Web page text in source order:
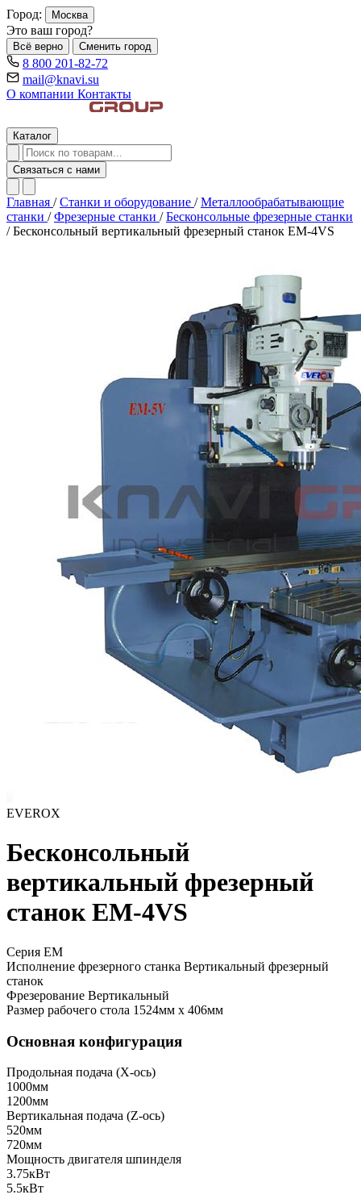
Город: Москва
Это ваш город?
Всё верно Сменить город
8 800 201-82-72
mail@knavi.su
О компании Контакты
Каталог
Связаться с нами
Главная / Станки и оборудование / Металлообрабатывающие
станки / Фрезерные станки / Бесконсольные фрезерные станки
/ Бесконсольный вертикальный фрезерный станок EM-4VS
EVEROX
Бесконсольный
вертикальный фрезерный
станок EM-4VS
Серия EM
Исполнение фрезерного станка Вертикальный фрезерный
станок
Фрезерование Вертикальный
Размер рабочего стола 1524мм x 406мм
Основная конфигурация
Продольная подача (X-ось)
1000мм
1200мм
Вертикальная подача (Z-ось)
520мм
720мм
Мощность двигателя шпинделя
3.75кВт
5.5кВт